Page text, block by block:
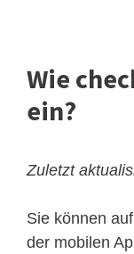
Wie
ein?
Zuletzt
Sie können
der mobilen